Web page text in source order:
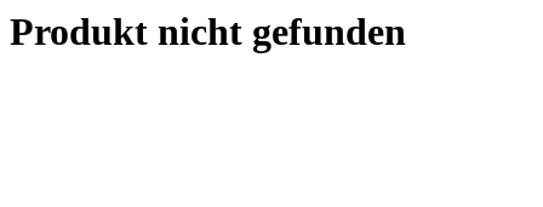
Produkt nicht gefunden